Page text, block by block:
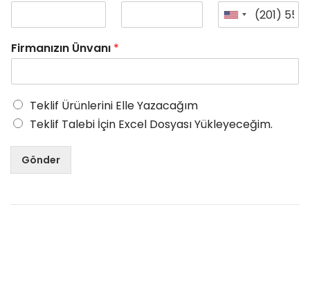
Firmanızın Ünvanı *
Teklif Ürünlerini Elle Yazacağım
Teklif Talebi İçin Excel Dosyası Yükleyeceğim.
Gönder